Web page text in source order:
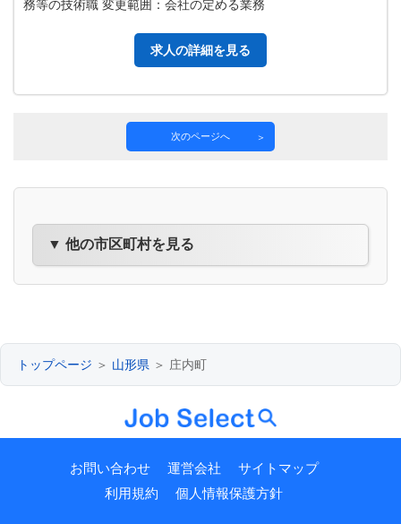
務等の技術職 変更範囲：会社の定める業務
求人の詳細を見る
次のページへ
▼ 他の市区町村を見る
トップページ ＞ 山形県 ＞ 庄内町
お問い合わせ 運営会社
サイトマップ
利用規約
個人情報保護方針